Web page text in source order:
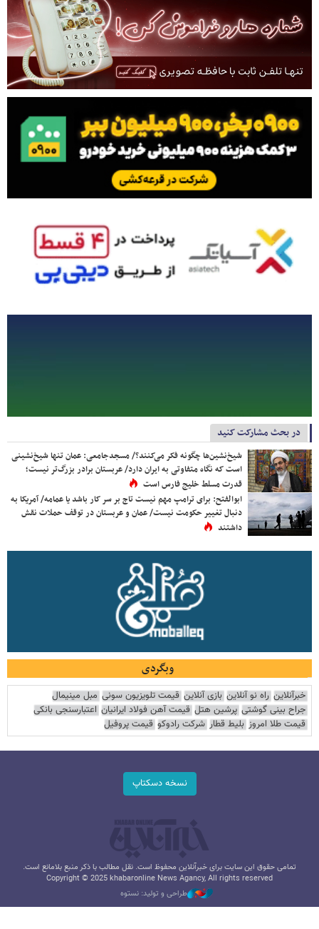
در بحث مشارکت کنید
شیخ‌نشین‌ها چگونه فکر می‌کنند؟/ مسجدجامعی: عمان تنها شیخ‌نشینی
است که نگاه متفاوتی به ایران دارد/ عربستان برادر بزرگ‌تر نیست؛
قدرت مسلط خلیج فارس است
ابوالفتح: برای ترامپ مهم نیست تاج بر سر کار باشد یا عمامه/ آمریکا به
دنبال تغییر حکومت نیست/ عمان و عربستان در توقف حملات نقش
داشتند
وبگردی
خبرآنلاین راه نو آنلاین بازی آنلاین قیمت تلویزیون سونی مبل مینیمال
جراح بینی گوشتی پرشین هتل قیمت آهن فولاد ایرانیان اعتبارسنجی بانکی
قیمت طلا امروز بلیط قطار شرکت رادوکو قیمت پروفیل
نسخه دسکتاپ
تمامی حقوق این سایت برای خبرآنلاین محفوظ است. نقل مطالب با ذکر منبع بلامانع است.
Copyright © 2025 khabaronline News Agancy, All rights reserved
طراحی و تولید: نستوه